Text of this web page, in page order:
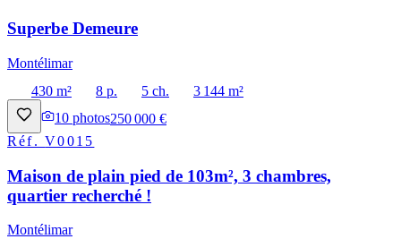
Superbe Demeure
Montélimar
430 m²
8 p. 5 ch.
3 144 m²
10 photos250 000 €
Réf.V0015
Maison de plain pied de 103m², 3 chambres,
quartier recherché !
Montélimar